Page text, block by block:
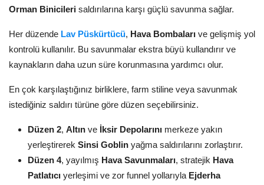
Orman Binicileri saldırılarına karşı güçlü savunma sağlar.
Her düzende Lav Püskürtücü, Hava Bombaları ve gelişmiş yol
kontrolü kullanılır. Bu savunmalar ekstra büyü kullandırır ve
kaynakların daha uzun süre korunmasına yardımcı olur.
En çok karşılaştığınız birliklere, farm stiline veya savunmak
istediğiniz saldırı türüne göre düzen seçebilirsiniz.
Düzen 2, Altın ve İksir Depolarını merkeze yakın
yerleştirerek Sinsi Goblin yağma saldırılarını zorlaştırır.
Düzen 4, yayılmış Hava Savunmaları, stratejik Hava
Patlatıcı yerleşimi ve zor funnel yollarıyla Ejderha